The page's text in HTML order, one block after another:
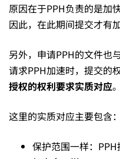
原因在于PPH负责的是加
因此，在此期间提交才有
另外，申请PPH的文件也
请求PPH加速时，提交的
授权的权利要求实质对应。
这里的实质对应主要包含：
保护范围一样：